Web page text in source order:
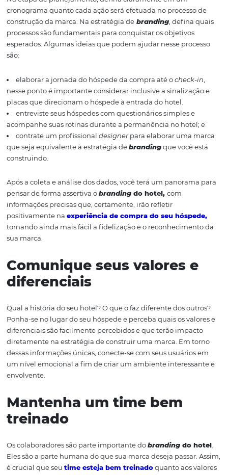
Para que esses valores sejam facilmente percebidos
público, a identidade precisa estar presente nas ações
marketing, no atendimento, nos processos e
nos serviços oferecidos. Para começar essa jornada,
eficiente. Acompanhe.
Alinhe os processos:
posicionamento
Na etapa de planejamento, defina claramente em um
construção da marca. Na estratégia de branding,
processos são fundamentais para conquistar os
esperados. Algumas ideias que podem ajudar nesse
são:
nesse ponto é importante considerar inclusive a
placas que direcionam o hóspede à entrada do hotel.
acompanhe suas rotinas durante a permanência no
contrate um profissionaldesignerpara elaborar uma
que seja equivalente à estratégia debrandingque você
construindo.
Após a coleta e análise dos dados, você terá um
informações precisas que, certamente, irão refletir
positivamente na
tornando ainda mais fácil a fidelização e o
Comunique seus valores